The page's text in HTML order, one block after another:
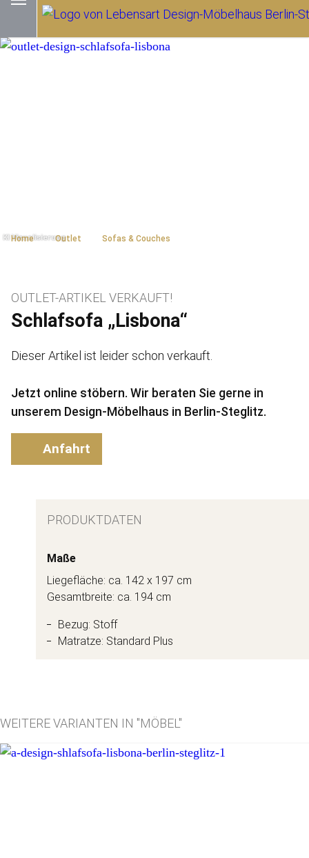
Home Outlet Sofas & Couches
Schlafsofa „Lisbona“
OUTLET-ARTIKEL VERKAUFT!
Dieser Artikel ist leider schon verkauft.
Jetzt online stöbern. Wir beraten Sie gerne in
unserem Design-Möbelhaus in Berlin-Steglitz.
Anfahrt
PRODUKTDATEN
Maße
Liegefläche: ca. 142 x 197 cm
Gesamtbreite: ca. 194 cm
Bezug: Stoff
Matratze: Standard Plus
WEITERE VARIANTEN IN "MÖBEL"